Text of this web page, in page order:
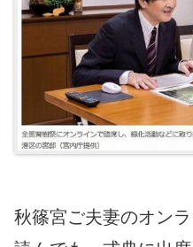
秋篠宮ご夫妻のオン